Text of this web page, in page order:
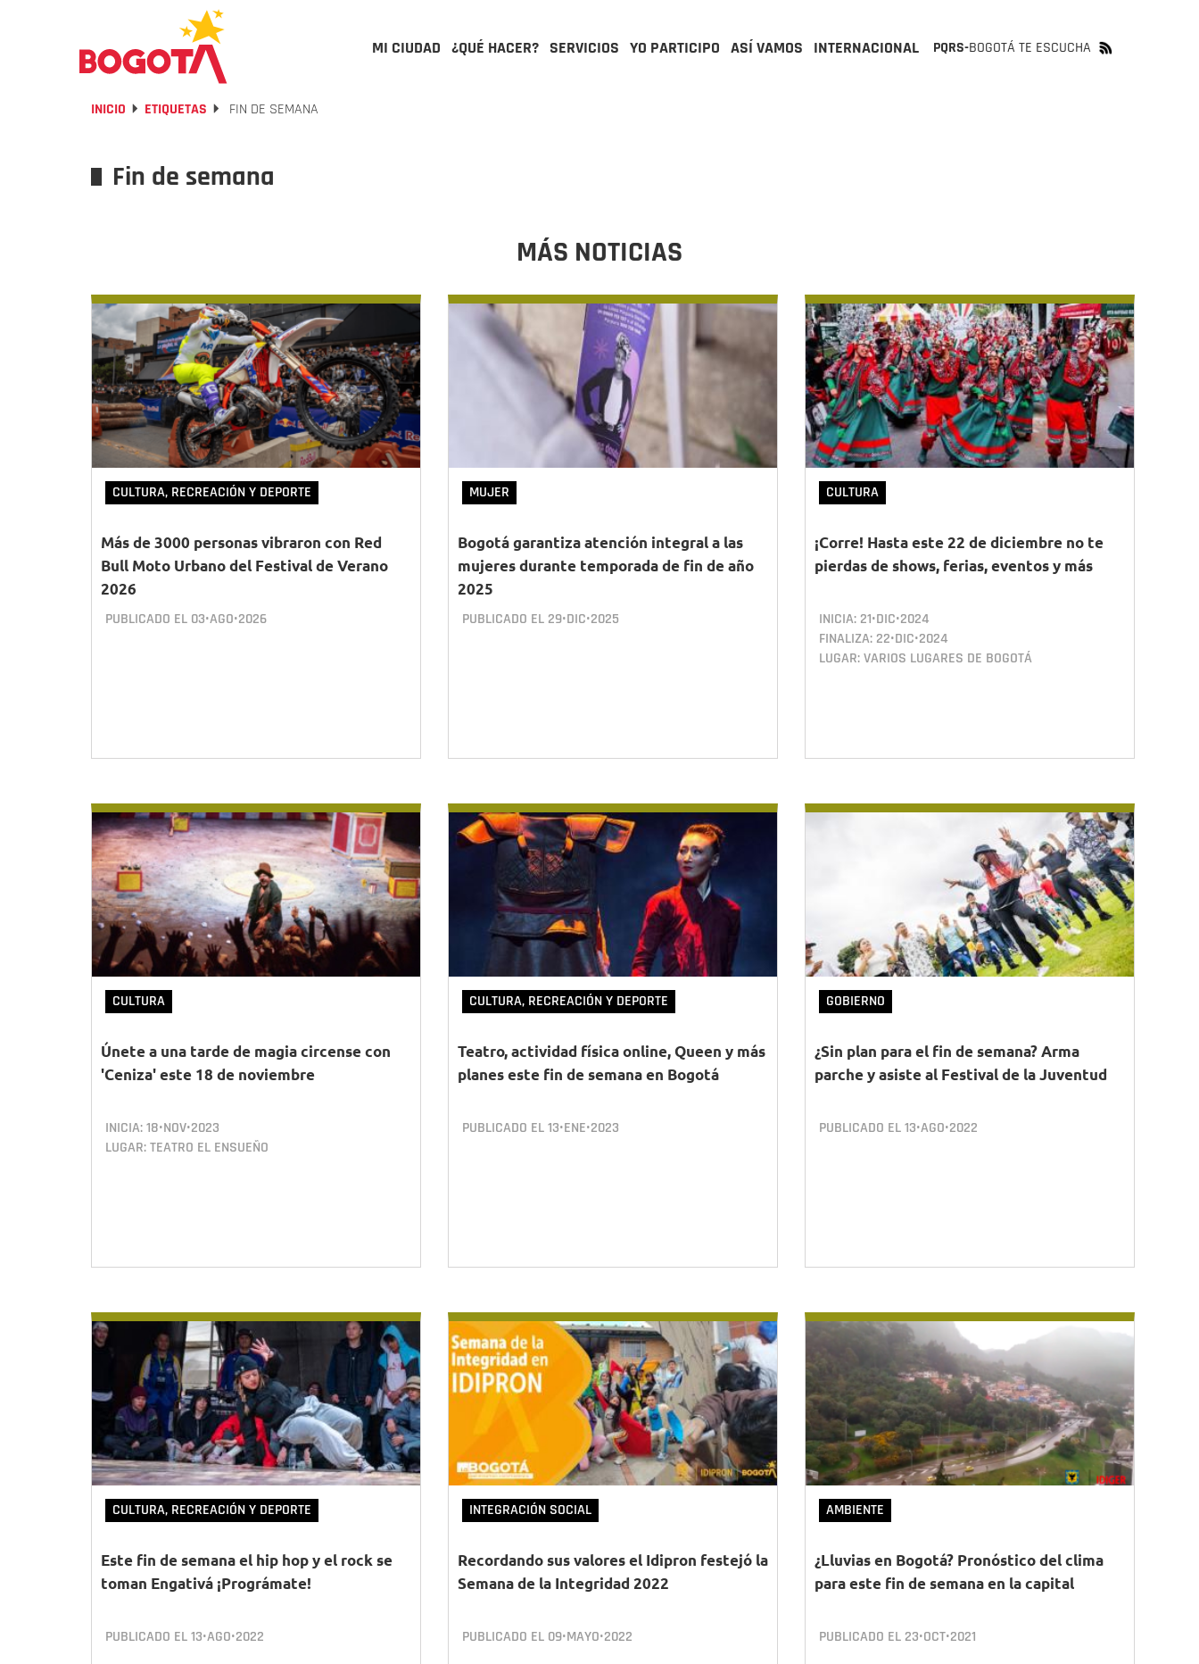
MI CIUDAD ¿QUÉ HACER? SERVICIOS YO PARTICIPO ASÍ VAMOS INTERNACIONAL PQRS-BOGOTÁ TE ESCUCHA
INICIO ETIQUETAS FIN DE SEMANA
Fin de semana
MÁS NOTICIAS
CULTURA, RECREACIÓN Y DEPORTE
Más de 3000 personas vibraron con Red
Bull Moto Urbano del Festival de Verano
2026
PUBLICADO EL 03•AGO•2026
MUJER
Bogotá garantiza atención integral a las
mujeres durante temporada de fin de año
2025
PUBLICADO EL 29•DIC•2025
CULTURA
¡Corre! Hasta este 22 de diciembre no te
pierdas de shows, ferias, eventos y más
INICIA: 21•DIC•2024
FINALIZA: 22•DIC•2024
LUGAR: VARIOS LUGARES DE BOGOTÁ
CULTURA
Únete a una tarde de magia circense con
'Ceniza' este 18 de noviembre
INICIA:18•NOV•2023
LUGAR: TEATRO EL ENSUEÑO
CULTURA, RECREACIÓN Y DEPORTE
Teatro, actividad física online, Queen y más
planes este fin de semana en Bogotá
PUBLICADO EL13•ENE•2023
GOBIERNO
¿Sin plan para el fin de semana? Arma
parche y asiste al Festival de la Juventud
PUBLICADO EL13•AGO•2022
CULTURA, RECREACIÓN Y DEPORTE
Este fin de semana el hip hop y el rock se
toman Engativá ¡Prográmate!
PUBLICADO EL13•AGO•2022
INTEGRACIÓN SOCIAL
Recordando sus valores el Idipron festejó la
Semana de la Integridad 2022
PUBLICADO EL 09•MAYO•2022
AMBIENTE
¿Lluvias en Bogotá? Pronóstico del clima
para este fin de semana en la capital
PUBLICADO EL 23•OCT•2021